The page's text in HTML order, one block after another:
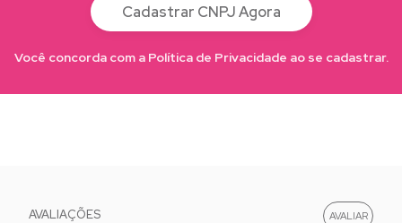
Cadastrar CNPJ Agora
Você concorda com a Política de Privacidade ao se cadastrar.
AVALIAÇÕES